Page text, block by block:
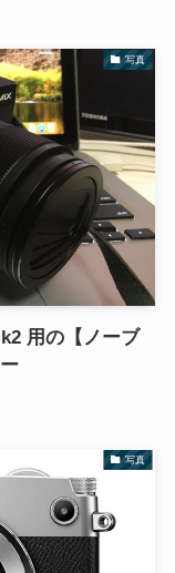
写真
用の【ノーブ
写真